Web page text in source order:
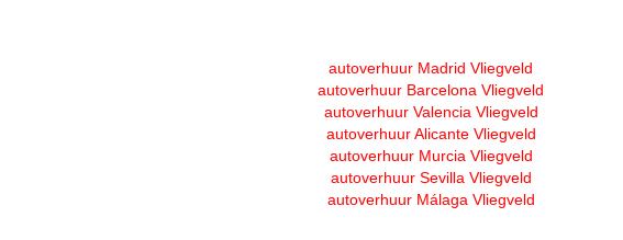
autoverhuur Madrid Vliegveld
autoverhuur Barcelona Vliegveld
autoverhuur Valencia Vliegveld
autoverhuur Alicante Vliegveld
autoverhuur Murcia Vliegveld
autoverhuur Sevilla Vliegveld
autoverhuur Málaga Vliegveld